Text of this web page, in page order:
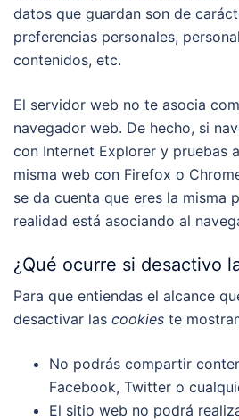
datos que guardan son de
preferencias personales,
contenidos, etc.
El servidor web no te asocia
navegador web. De hecho, si
con Internet Explorer y pruebas
misma web con Firefox o
se da cuenta que eres la misma
realidad está asociando al
¿Qué ocurre si desactivo
Para que entiendas el alcance
desactivar las cookies te
No podrás compartir
Facebook, Twitter o
El sitio web no podrá